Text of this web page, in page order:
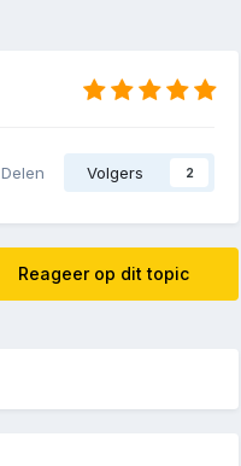
Delen Volgers 2
Reageer op dit topic